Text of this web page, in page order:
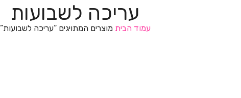
עריכה לשבועות
עמוד הביתמוצרים המתויגים “עריכה לשבועות”